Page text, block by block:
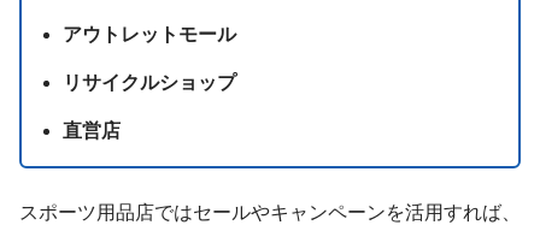
アウトレットモール
リサイクルショップ
直営店
スポーツ用品店ではセールやキャンペーンを活用すれば、